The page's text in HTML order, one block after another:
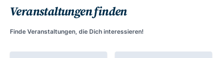
Veranstaltungen finden
Finde Veranstaltungen, die Dich interessieren!